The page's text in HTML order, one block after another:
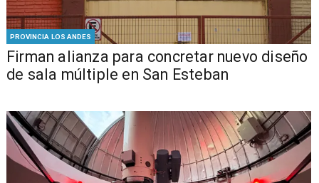
PROVINCIA LOS ANDES
​​Firman alianza para concretar nuevo diseño
de sala múltiple en San Esteban